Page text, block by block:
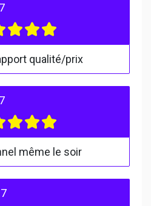
qualité/prix
même le soir